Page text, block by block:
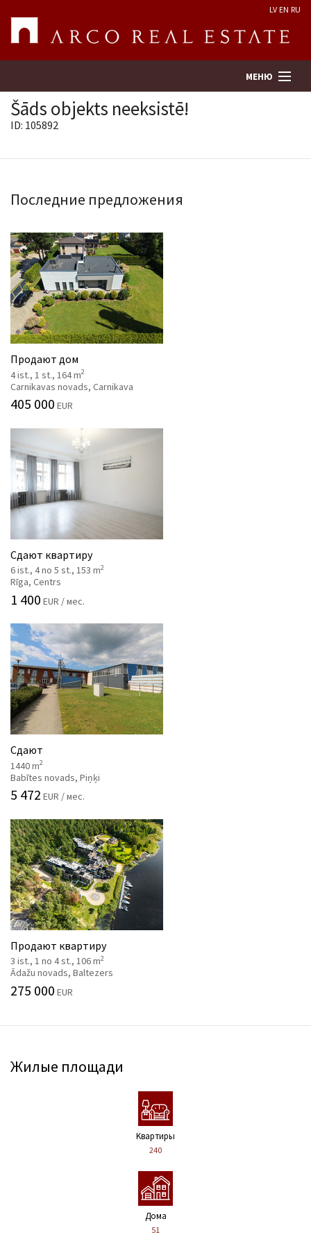
LV EN RU
МЕНЮ
Предприятие
Услуги
Kонтакты
Šāds objekts neeksistē!
ID: 105892
Последние предложения
Продают дом
4 ist., 1 st., 164 m2
Carnikavas novads, Carnikava
405 000 EUR
Сдают квартиру
6 ist., 4 no 5 st., 153 m2
Rīga, Centrs
1 400 EUR / мес.
Сдают
1440 m2
Babītes novads, Piņķi
5 472 EUR / мес.
Продают квартиру
3 ist., 1 no 4 st., 106 m2
Ādažu novads, Baltezers
275 000 EUR
Жилые площади
Kвартиры
240
Дома
51